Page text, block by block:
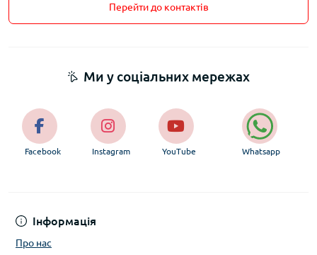
Перейти до контактів
Інформація
Про нас
Ми у соціальних мережах
Facebook Instagram YouTube Whatsapp